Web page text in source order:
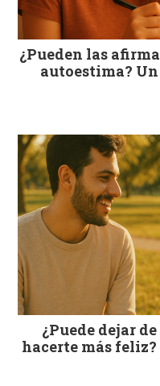
¿Pueden las
autoestima?
¿Puede dejar
hacerte más